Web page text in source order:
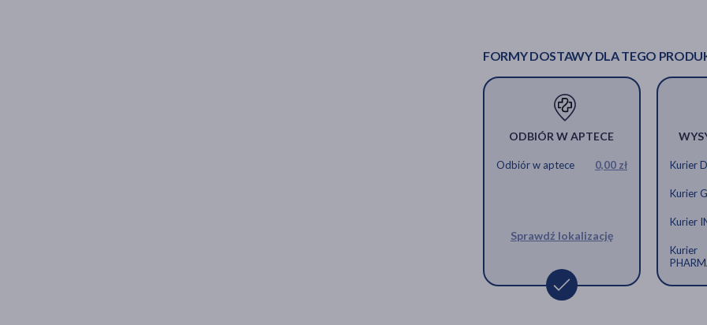
Allnutrition, ALLDEYNN
proszek, 300 g
131,99 zł
proszek,
Zestaw 2x Allnutrition
strawberry, 300 g
263,98 zł
FORMY DOSTAWY DLA TEGO
ODBIÓR W APTECE
Odbiór w aptece 0,00 zł
Sprawdź lokalizację
Kurier
Kurier
Kurier
Kurier